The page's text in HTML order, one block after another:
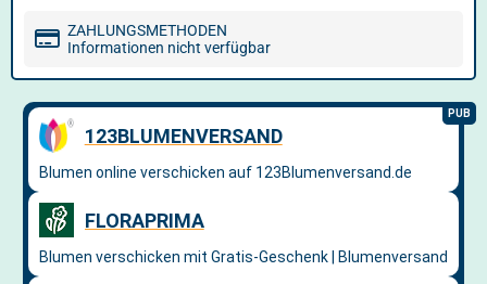
ZAHLUNGSMETHODEN
Informationen nicht verfügbar